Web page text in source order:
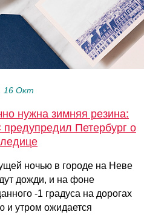
16 Окт
нужна зимняя резина:
Петербург о
ночью в городе на Неве
дожди, и на фоне
-1 градуса на дорогах
и утром ожидается